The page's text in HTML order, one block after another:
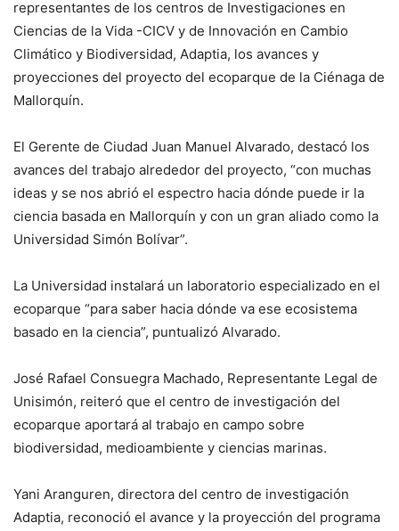
representantes de los centros de Investigaciones en
Ciencias de la Vida -CICV y de Innovación en Cambio
Climático y Biodiversidad, Adaptia, los avances y
proyecciones del proyecto del ecoparque de la Ciénaga de
Mallorquín.
El Gerente de Ciudad Juan Manuel Alvarado, destacó los
avances del trabajo alrededor del proyecto, “con muchas
ideas y se nos abrió el espectro hacia dónde puede ir la
ciencia basada en Mallorquín y con un gran aliado como la
Universidad Simón Bolívar”.
La Universidad instalará un laboratorio especializado en el
ecoparque “para saber hacia dónde va ese ecosistema
basado en la ciencia”, puntualizó Alvarado.
José Rafael Consuegra Machado, Representante Legal de
Unisimón, reiteró que el centro de investigación del
ecoparque aportará al trabajo en campo sobre
biodiversidad, medioambiente y ciencias marinas.
Yani Aranguren, directora del centro de investigación
Adaptia, reconoció el avance y la proyección del programa